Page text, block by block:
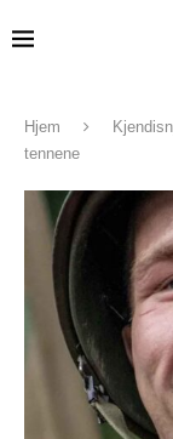
Hjem
tennene